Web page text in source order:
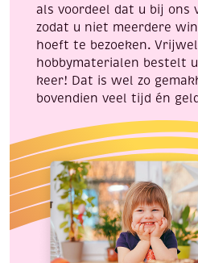
als voordeel dat u bij ons
zodat u niet meerdere
hoeft te bezoeken.
hobbymaterialen bestelt
keer! Dat is wel zo
bovendien veel tijd én